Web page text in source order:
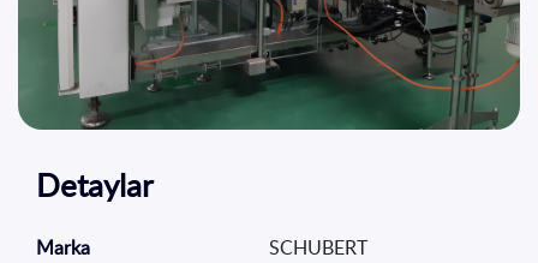
Detaylar
Marka
SCHUBERT